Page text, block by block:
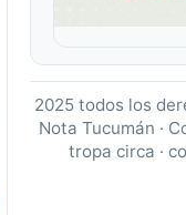
2025 todos los
Nota Tucumán ·
tropa circa ·